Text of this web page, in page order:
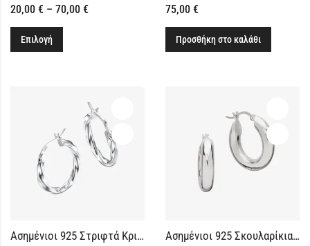
20,00 € – 70,00 €
Επιλογή
75,00 €
Προσθήκη στο καλάθι
Ασημένιοι 925 Στριφτά Κρικάκια 15mm Ασημένιοι 925 Σκουλαρίκια Κρίκοι 20mm